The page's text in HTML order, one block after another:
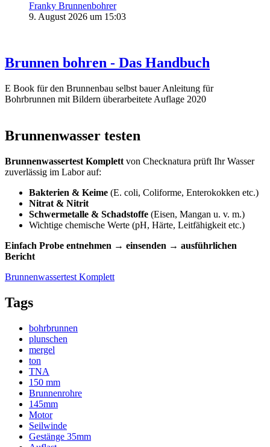
Franky Brunnenbohrer
9. August 2026 um 15:03
Brunnen bohren - Das Handbuch
E Book für den Brunnenbau selbst bauer Anleitung für
Bohrbrunnen mit Bildern überarbeitete Auflage 2020
Brunnenwasser testen
Brunnenwassertest Komplett von Checknatura prüft Ihr Wasser
zuverlässig im Labor auf:
Bakterien & Keime (E. coli, Coliforme, Enterokokken etc.)
Nitrat & Nitrit
Schwermetalle & Schadstoffe (Eisen, Mangan u. v. m.)
Wichtige chemische Werte (pH, Härte, Leitfähigkeit etc.)
Einfach Probe entnehmen → einsenden → ausführlichen
Bericht
Brunnenwassertest Komplett
Tags
bohrbrunnen
plunschen
mergel
ton
TNA
150 mm
Brunnenrohre
145mm
Motor
Seilwinde
Gestänge 35mm